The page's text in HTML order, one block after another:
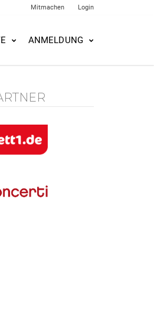
Mitmachen Login
ANMELDUNG